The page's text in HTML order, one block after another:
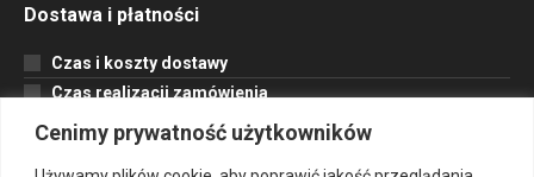
Cenimy prywatność użytkowników
Dostawa i płatności
Czas i koszty dostawy
Czas realizacji zamówienia
Formy płatności